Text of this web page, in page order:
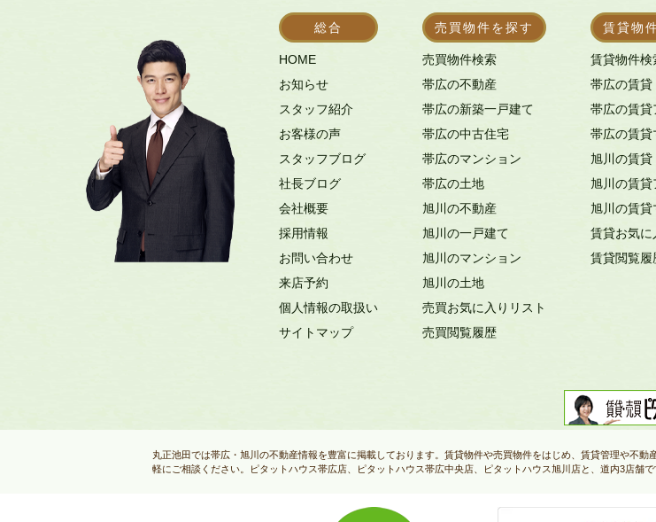
総合
HOME
お知らせ
スタッフ紹介
お客様の声
スタッフブログ
社長ブログ
会社概要
採用情報
お問い合わせ
来店予約
個人情報の取扱い
サイトマップ
売買物件を探す
売買物件検索
帯広の不動産
帯広の新築一戸建て
帯広の中古住宅
帯広のマンション
帯広の土地
旭川の不動産
旭川の一戸建て
旭川のマンション
旭川の土地
売買お気に入りリスト
売買閲覧履歴
賃貸物
賃貸物件検
帯広の賃貸
帯広の賃貸
帯広の賃貸
旭川の賃貸
旭川の賃貸
旭川の賃貸
賃貸お気に
賃貸閲覧履
丸正池田では帯広・旭川の不動産情報を豊富に掲載しております。賃貸物件や売買物件をはじめ、賃貸管理や不
軽にご相談ください。ピタットハウス帯広店、ピタットハウス帯広中央店、ピタットハウス旭川店と、道内3店舗